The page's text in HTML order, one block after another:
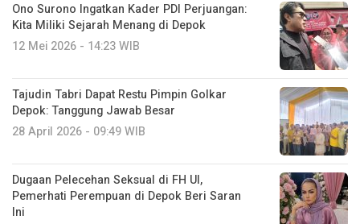
Ono Surono Ingatkan Kader PDI Perjuangan:
Kita Miliki Sejarah Menang di Depok
12 Mei 2026 - 14:23 WIB
Tajudin Tabri Dapat Restu Pimpin Golkar
Depok: Tanggung Jawab Besar
28 April 2026 - 09:49 WIB
Dugaan Pelecehan Seksual di FH UI,
Pemerhati Perempuan di Depok Beri Saran
Ini